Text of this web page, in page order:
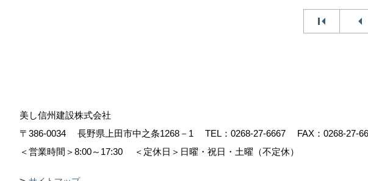
美し信州建設株式会社
〒386-0034
長野県上田市中之条1268－1 TEL： 0268-27-6667
FAX：0268-27-
＜営業時間＞8:00～17:30
＜定休日＞日曜・祝日・土曜（不定休）